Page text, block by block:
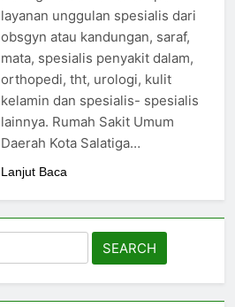
Pendaftaran Pasien BPJS
RSUD Banyumas
24/05/2024
layanan unggulan spesialis dari
obsgyn atau kandungan, saraf,
mata, spesialis penyakit dalam,
orthopedi, tht, urologi, kulit
kelamin dan spesialis- spesialis
lainnya. Rumah Sakit Umum
Daerah Kota Salatiga…
Lanjut Baca